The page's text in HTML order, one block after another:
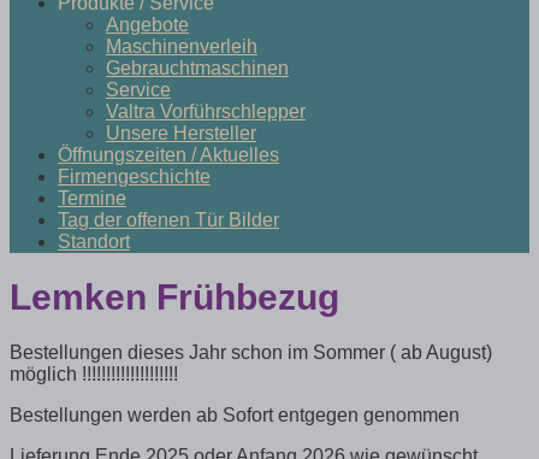
Angebote
Maschinenverleih
Gebrauchtmaschinen
Service
Valtra Vorführschlepper
Unsere Hersteller
Öffnungszeiten / Aktuelles
Firmengeschichte
Termine
Tag der offenen Tür Bilder
Standort
Lemken Frühbezug
Bestellungen dieses Jahr schon im Sommer ( ab August)
möglich !!!!!!!!!!!!!!!!!!!!
Bestellungen werden ab Sofort entgegen genommen